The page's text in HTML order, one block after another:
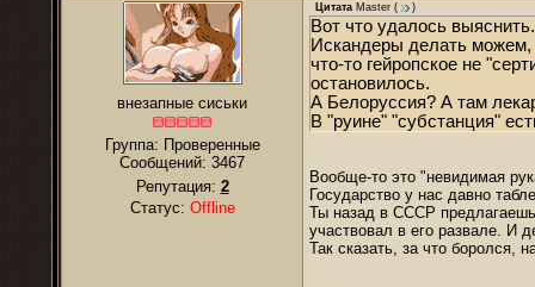
внезапные сиськи
Группа: Проверенные
Сообщений: 3467
Репутация: 2
Статус: Offline
Цитата Master ( )
Вот что удалось
Искандеры делать можем,
что-то гейропское не
остановилось.
А Белоруссия? А там
В "руине" "субстанция"
Вообще-то это "невидимая
Государство у нас давно
Ты назад в СССР предлагаешь
участвовал в его развале. И
Так сказать, за что боролся,